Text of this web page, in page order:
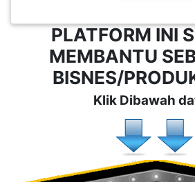
PLATFORM INI
MEMBANTU
BISNES/
Klik Dibawah